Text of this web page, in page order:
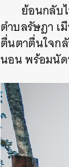
ย้อนกลับ
ตำบลรัษฎา เ
ตื่นตาตื่นใจก
นอน พร้อมนัด